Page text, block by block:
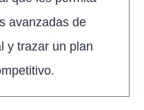
avanzadas de
y trazar un plan